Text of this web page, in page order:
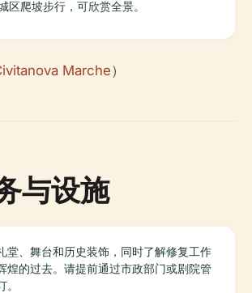
区爬坡步行，可欣赏全景。
Marche）
与设施
堂、舞台和历史装饰，同时了解修复工作
煌的过去。请提前通过市政部门或剧院管